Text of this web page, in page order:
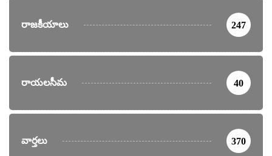
రాజకీయాలు 247
రాయలసీమ 40
వార్తలు 370